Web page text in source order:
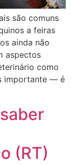
são comuns
a feiras
ainda não
aspectos
como
importante — é
(RT)